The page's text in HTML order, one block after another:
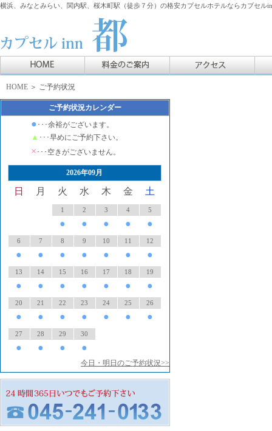
横浜、みなとみらい、関内駅、桜木町駅（徒歩７分）の格安カプセルホテルならカプセル
HOME ＞ ご予約状況
ご予約状況カレンダー
● ･･･余裕がございます。
▲ ･･･早めにご予約下さい。
× ･･･空きがございません。
2026年09月
日 月 火 水 木 金 土
1
●
2
●
3
●
4
●
5
●
6
●
7
●
8
●
9
●
10
●
11
●
12
●
13
●
14
●
15
●
16
●
17
●
18
●
19
●
20
●
21
●
22
●
23
●
24
●
25
●
26
●
27
●
28
●
29
●
30
●
今日・明日のご予約状況>>